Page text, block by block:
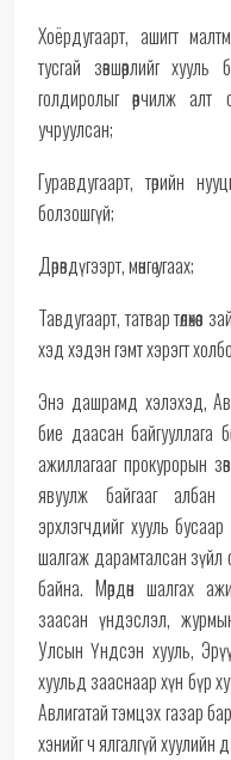
Хоёрдугаарт, ашигт
тусгай зөвшөөрлийг
голдиролыг өөрчилж
учруулсан;
Гуравдугаарт, төрийн
болзошгүй;
Дөрөвдүгээрт, мөнгө угаах;
Тавдугаарт, татвар
хэд хэдэн гэмт хэрэгт
Энэ дашрамд хэлэхэд,
бие даасан байгууллага
ажиллагааг прокурорын
явуулж байгааг
эрхлэгчдийг хууль
шалгаж дарамталсан зүйл
байна. Мөрдөн шалгах
заасан үндэслэл,
Улсын Үндсэн хууль,
хуульд зааснаар хүн бүр
Авлигатай тэмцэх газар
хэнийг ч ялгалгүй хуулийн